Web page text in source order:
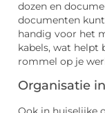
dozen en
documenten
handig voor het
kabels, wat helpt
rommel op je
Organisatie
Ook in huiselijke